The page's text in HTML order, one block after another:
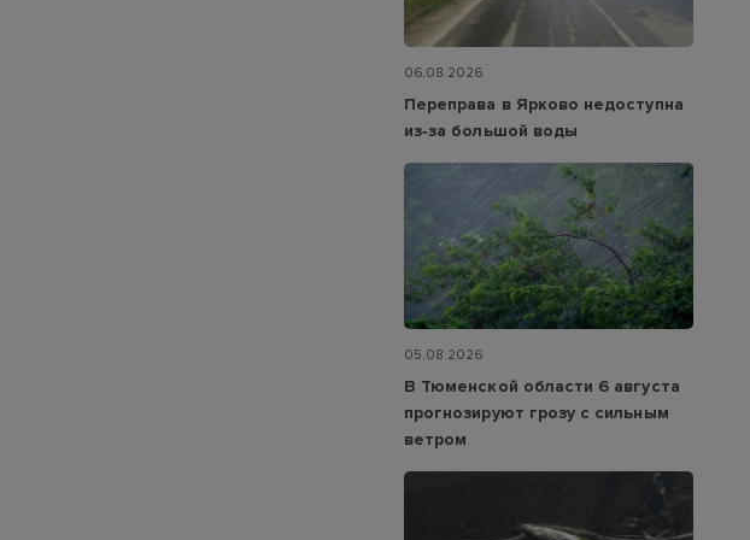
06.08.2026
Переправа в Ярково недоступна
из‑за большой воды
05.08.2026
В Тюменской области 6 августа
прогнозируют грозу с сильным
ветром